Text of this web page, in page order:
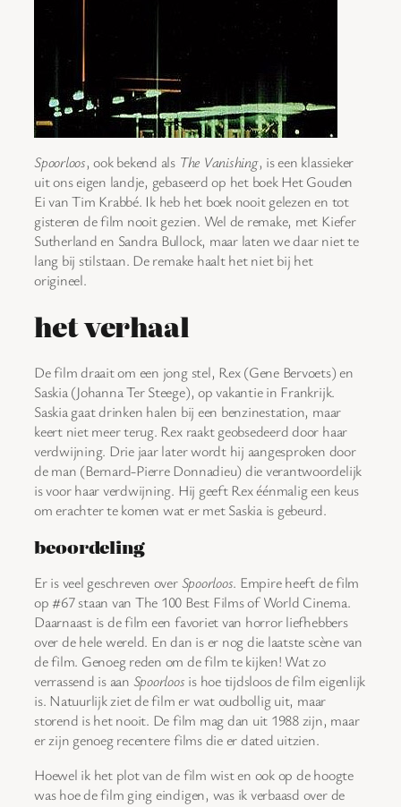
Spoorloos, ook bekend als The Vanishing, is een klassieker
uit ons eigen landje, gebaseerd op het boek Het Gouden
Ei van Tim Krabbé. Ik heb het boek nooit gelezen en tot
gisteren de film nooit gezien. Wel de remake, met Kiefer
Sutherland en Sandra Bullock, maar laten we daar niet te
lang bij stilstaan. De remake haalt het niet bij het
origineel.
het verhaal
De film draait om een jong stel, Rex (Gene Bervoets) en
Saskia (Johanna Ter Steege), op vakantie in Frankrijk.
Saskia gaat drinken halen bij een benzinestation, maar
keert niet meer terug. Rex raakt geobsedeerd door haar
verdwijning. Drie jaar later wordt hij aangesproken door
de man (Bernard-Pierre Donnadieu) die verantwoordelijk
is voor haar verdwijning. Hij geeft Rex éénmalig een keus
om erachter te komen wat er met Saskia is gebeurd.
beoordeling
Er is veel geschreven overSpoorloos. Empire heeft de film
op #67 staan van The 100 Best Films of World Cinema.
Daarnaast is de film een favoriet van horror liefhebbers
over de hele wereld. En dan is er nog die laatste scène van
de film. Genoeg reden om de film te kijken! Wat zo
verrassend is aan Spoorloos is hoe tijdsloos de film eigenlijk
is. Natuurlijk ziet de film er wat oudbollig uit, maar
storend is het nooit. De film mag dan uit 1988 zijn, maar
er zijn genoeg recentere films die er dated uitzien.
Hoewel ik het plot van de film wist en ook op de hoogte
was hoe de film ging eindigen, was ik verbaasd over de